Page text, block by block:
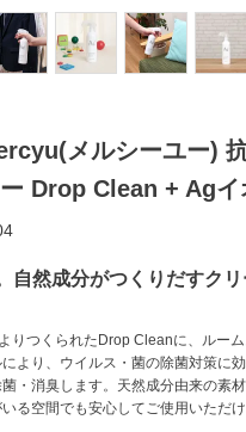
メルシーユー)
Drop Clean + Agイ
自然成分がつくりだすク
りつくられたDrop Cleanに、ルー
より、ウイルス・菌の除菌対策に効
・消臭します。天然成分由来の素
る空間でも安心してご使用いただけ